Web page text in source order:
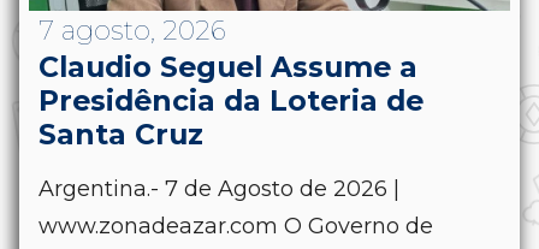
7 agosto, 2026
Claudio Seguel Assume a
Presidência da Loteria de
Santa Cruz
Argentina.- 7 de Agosto de 2026 |
www.zonadeazar.com O Governo de